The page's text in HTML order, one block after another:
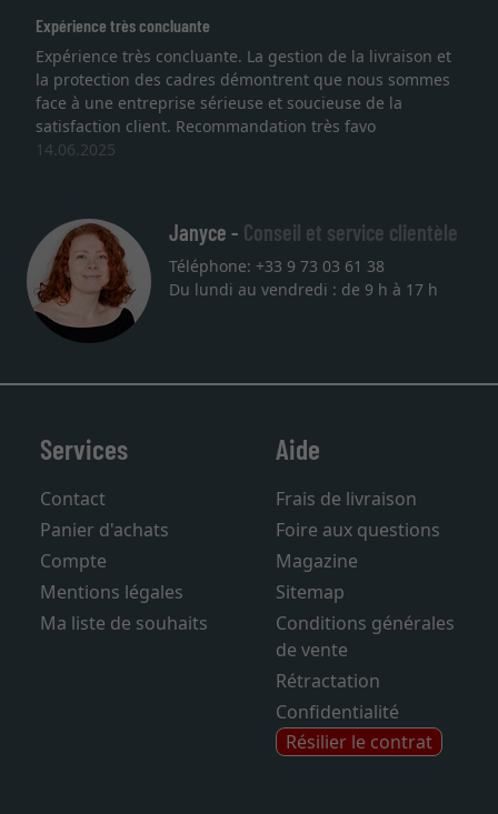
Expérience très concluante
Expérience très concluante. La gestion de la livraison et
la protection des cadres démontrent que nous sommes
face à une entreprise sérieuse et soucieuse de la
satisfaction client. Recommandation très favo
14.06.2025
Janyce - Conseil et service clientèle
Téléphone: +33 9 73 03 61 38
Du lundi au vendredi : de 9 h à 17 h
Services
Contact
Panier d'achats
Compte
Mentions légales
Ma liste de souhaits
Aide
Frais de livraison
Foire aux questions
Magazine
Sitemap
Conditions générales
de vente
Rétractation
Confidentialité
Résilier le contrat